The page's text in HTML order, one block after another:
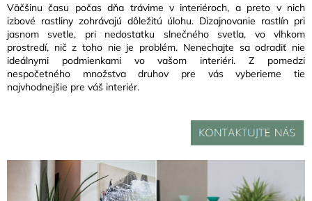
Väčšinu času počas dňa trávime v interiéroch, a preto v nich
izbové rastliny zohrávajú dôležitú úlohu. Dizajnovanie rastlín pri
jasnom svetle, pri nedostatku slnečného svetla, vo vlhkom
prostredí, nič z toho nie je problém. Nenechajte sa odradiť nie
ideálnymi podmienkami vo vašom interiéri. Z pomedzi
nespočetného množstva druhov pre vás vyberieme tie
najvhodnejšie pre váš interiér.